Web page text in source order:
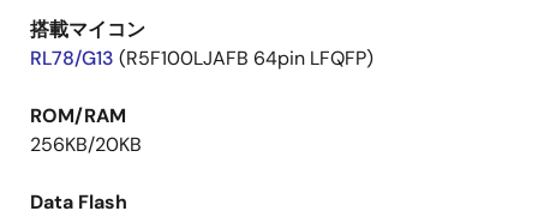
搭載マイコン
RL78/G13 (R5F100LJAFB 64pin LFQFP)
ROM/RAM
256KB/20KB
Data Flash